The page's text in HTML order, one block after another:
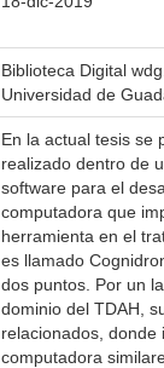
Biblioteca Digital
Universidad de
En la actual tesis se
realizado dentro de
software para el
computadora que
herramienta en el
es llamado
dos puntos. Por un
dominio del TDAH,
relacionados,
computadora